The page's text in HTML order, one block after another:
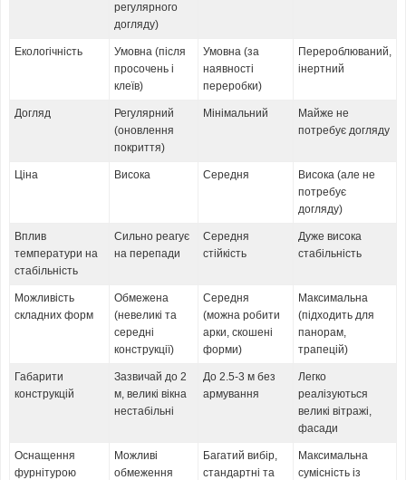
регулярного
догляду)
Екологічність
Умовна (після
просочень і
клеїв)
Умовна (за
наявності
переробки)
Перероблюваний,
інертний
Догляд
Регулярний
(оновлення
покриття)
Мінімальний
Майже не
потребує догляду
Ціна Висока Середня
Висока (але не
потребує
догляду)
Вплив
температури на
стабільність
Сильно реагує
на перепади
Середня
стійкість
Дуже висока
стабільність
Можливість
складних форм
Обмежена
(невеликі та
середні
конструкції)
Середня
(можна робити
арки, скошені
форми)
Максимальна
(підходить для
панорам,
трапецій)
Габарити
конструкцій
Зазвичай до 2
м, великі вікна
нестабільні
До 2.5-3 м без
армування
Легко
реалізуються
великі вітражі,
фасади
Оснащення
фурнітурою
Можливі
обмеження
Багатий вибір,
стандартні та
Максимальна
сумісність із